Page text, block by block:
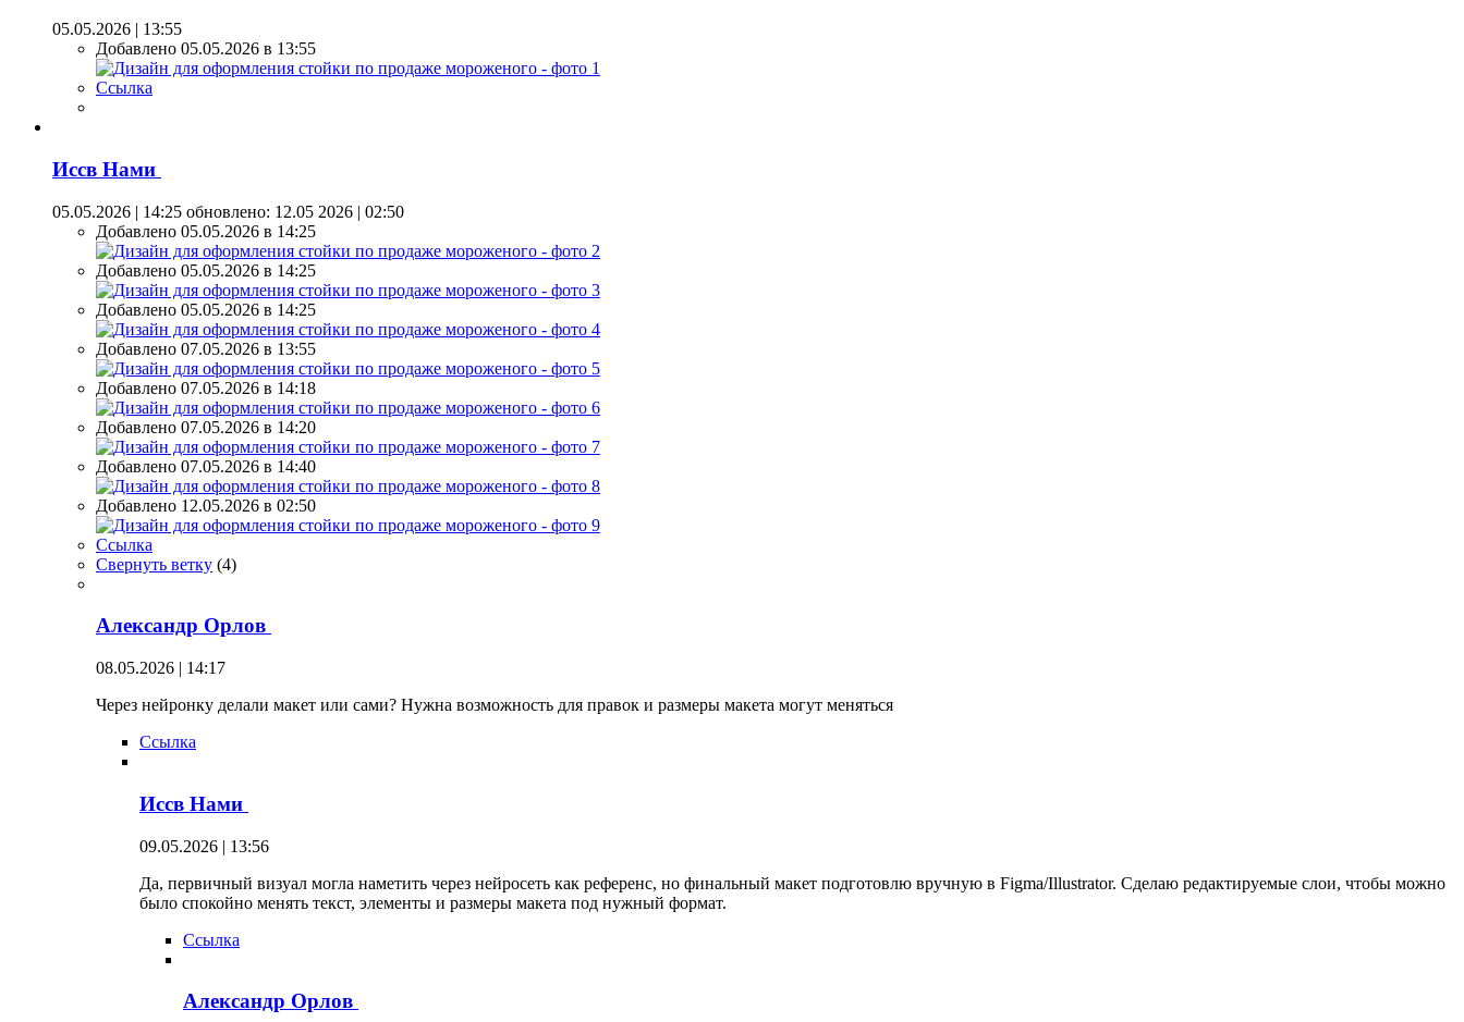
05.05.2026 | 13:55
Добавлено 05.05.2026 в 13:55
Ссылка
Иссв Нами
05.05.2026 | 14:25 обновлено: 12.05 2026 | 02:50
Добавлено 05.05.2026 в 14:25
Добавлено 05.05.2026 в 14:25
Добавлено 05.05.2026 в 14:25
Добавлено 07.05.2026 в 13:55
Добавлено 07.05.2026 в 14:18
Добавлено 07.05.2026 в 14:20
Добавлено 07.05.2026 в 14:40
Добавлено 12.05.2026 в 02:50
Ссылка
Свернуть ветку (4)
Александр Орлов
08.05.2026 | 14:17
Через нейронку делали макет или сами? Нужна возможность для правок и размеры макета могут меняться
Ссылка
Иссв Нами
09.05.2026 | 13:56
Да, первичный визуал могла наметить через нейросеть как референс, но финальный макет подготовлю вручную в Figma/Illustrator. Сделаю редактируемые слои, чтобы можно
было спокойно менять текст, элементы и размеры макета под нужный формат.
Ссылка
Александр Орлов